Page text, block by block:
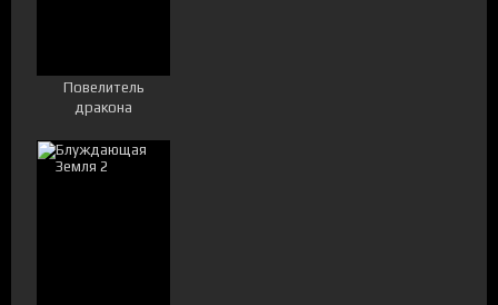
Повелитель
дракона